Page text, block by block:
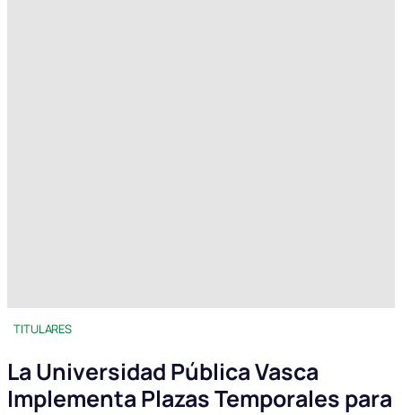
TITULARES
La Universidad Pública Vasca
Implementa Plazas Temporales para